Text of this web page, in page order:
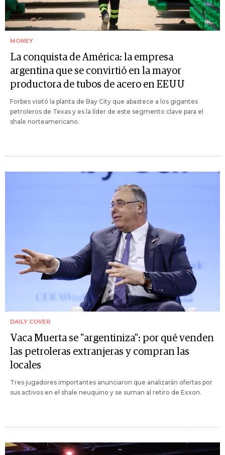
MONEY
La conquista de América: la empresa
argentina que se convirtió en la mayor
productora de tubos de acero en EEUU
Forbes visitó la planta de Bay City que abastece a los gigantes
petroleros de Texas y es la líder de este segmento clave para el
shale norteamericano.
DAILY COVER
Vaca Muerta se "argentiniza": por qué venden
las petroleras extranjeras y compran las
locales
Tres jugadores importantes anunciaron que analizarán ofertas por
sus activos en el shale neuquino y se suman al retiro de Exxon.